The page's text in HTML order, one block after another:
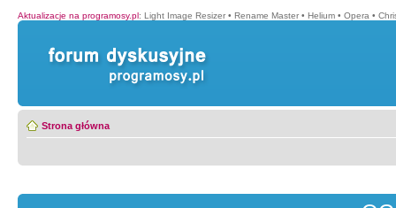
Aktualizacje na programosy.pl: Light Image Resizer • Rename Master • Helium • Opera •
Strona główna